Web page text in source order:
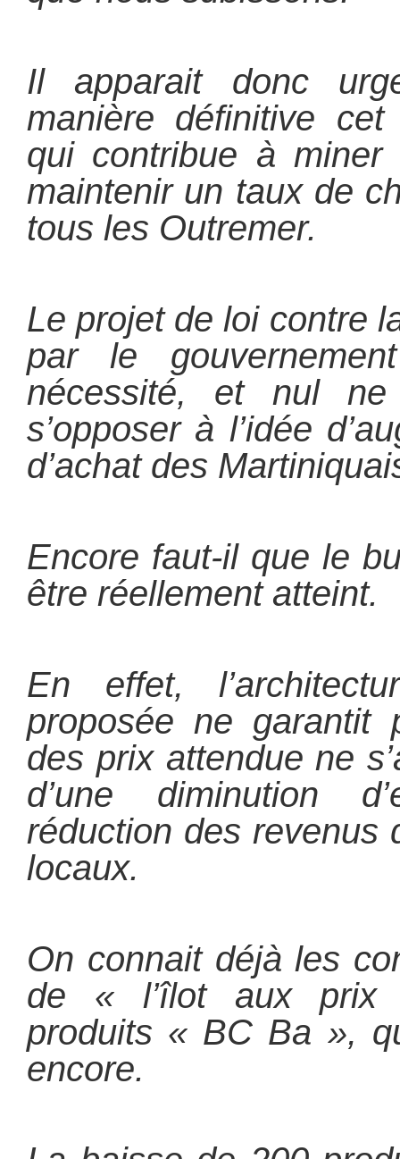
Il apparait donc
manière définitive cet
qui contribue à
maintenir un taux de
tous les Outremer.
Le projet de loi contre
par le
nécessité, et nul ne
s’opposer à l’idée
d’achat des
Encore faut-il que le
être réellement atteint.
En effet,
proposée ne garantit
des prix attendue ne
d’une diminution
réduction des revenus
locaux.
On connait déjà les
de « l’îlot aux prix
produits « BC Ba »,
encore.